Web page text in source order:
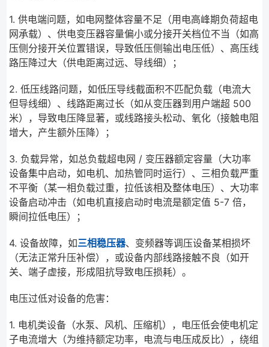
1. 供电端问题，如电网整体容量不足（用电高峰期负荷超电
网承载）、供电变压器容量偏小或分接开关档位不当（如高
压侧分接开关位置错误，导致低压侧输出电压低）、高压线
路压降过大（供电距离过远、导线细）；
2. 低压线路问题，如低压导线截面积不匹配负载（电流大
但导线细）、线路距离过长（如从变压器到用户端超 500
米），导致电压降显著，或线路接头松动、氧化（接触电阻
增大，产生额外压降）；
3. 负载异常，如总负载超电网 / 变压器额定容量（大功率
设备集中启动，如电机、加热管同时运行）、三相负载严重
不平衡（某一相负载过重，拉低该相及整体电压）、大功率
设备启动冲击（如电机直接启动时电流是额定值 5-7 倍，
瞬间拉低电压）；
4. 设备故障，如三相稳压器、变频器等调压设备某相损坏
（无法正常升压补偿），或设备内部线路接触不良（如开
关、端子虚接，形成阻抗导致电压损耗）。
电压过低对设备的危害：
1. 电机类设备（水泵、风机、压缩机），电压低会使电机定
子电流增大（为维持额定功率，电流与电压成反比），绕组